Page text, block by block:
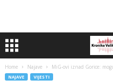
Home Najave MiG-ovi iznad Gorice:
NAJAVE VIJESTI